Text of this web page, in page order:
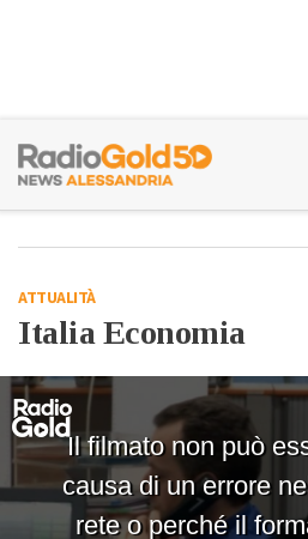
ATTUALITÀ
Italia Economia